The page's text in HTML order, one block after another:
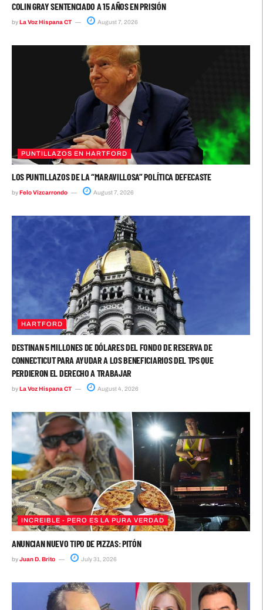
COLIN GRAY SENTENCIADO A 15 AÑOS EN PRISIÓN
byLa Voz Hispana CT August 7, 2026
PUNTILLAZOS EN HARTFORD
LOS PUNTILLAZOS DE LA “MARAVILLOSA” POLÍTICA DEFECASTE
byFelo Vizcarrondo August 7, 2026
HARTFORD
DESTINAN 5 MILLONES DE DÓLARES DEL FONDO DE RESERVA DE
CONNECTICUT PARA AYUDAR A LOS BENEFICIARIOS DEL TPS QUE
PERDIERON EL DERECHO A TRABAJAR
byLa Voz Hispana CT August 4, 2026
INCREIBLE - PERO ES LA PURA VERDAD
ANUNCIAN NUEVO TIPO DE PIZZAS: PITÓN
byJuan D. Brito July 31, 2026